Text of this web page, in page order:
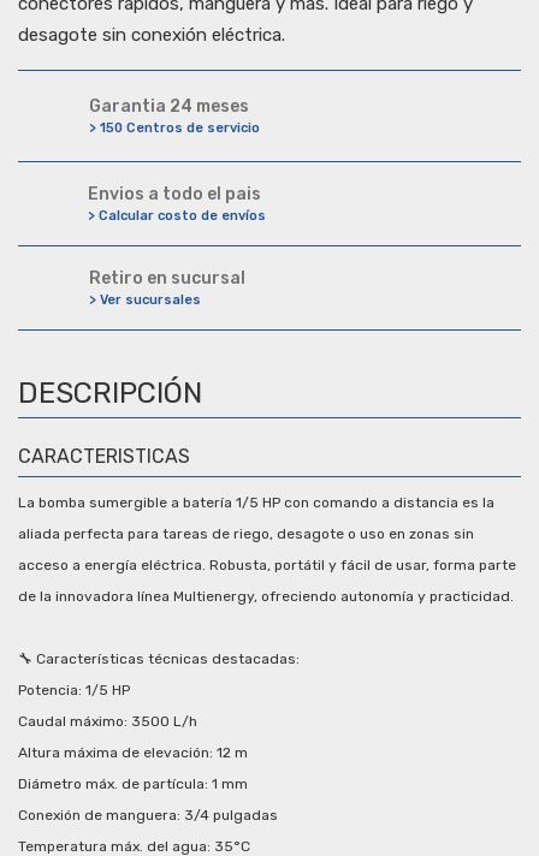
desagote sin conexión eléctrica.
Garantia 24 meses
> 150 Centros de servicio
Envios a todo el pais
> Calcular costo de envíos
Retiro en sucursal
> Ver sucursales
DESCRIPCIÓN
CARACTERISTICAS
La bomba sumergible a batería 1/5 HP con comando a distancia es la
aliada perfecta para tareas de riego, desagote o uso en zonas sin
acceso a energía eléctrica. Robusta, portátil y fácil de usar, forma parte
de la innovadora línea Multienergy, ofreciendo autonomía y practicidad.
🔧 Características técnicas destacadas:
Potencia: 1/5 HP
Caudal máximo: 3500 L/h
Altura máxima de elevación: 12 m
Diámetro máx. de partícula: 1 mm
Conexión de manguera: 3/4 pulgadas
Temperatura máx. del agua: 35°C